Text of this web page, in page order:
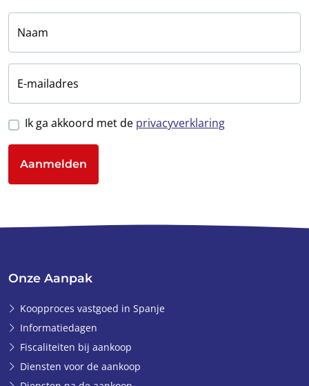
Naam
E-mailadres
Ik ga akkoord met de privacyverklaring
Aanmelden
Onze Aanpak
Koopproces vastgoed in Spanje
Informatiedagen
Fiscaliteiten bij aankoop
Diensten voor de aankoop